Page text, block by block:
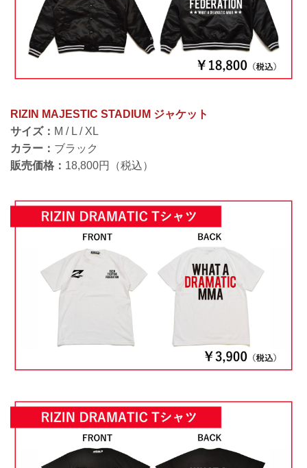
RIZIN MAJESTIC STADIUM ジャケット
サイズ： M / L / XL
カラー： ブラック
販売価格： 18,800円（税込）